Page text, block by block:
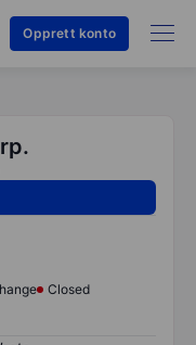
Opprett konto
Closed